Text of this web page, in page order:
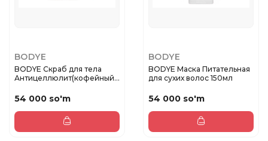
BODYE
BODYE Скраб для тела
Антицеллюлит(кофейный),
54 000 so'm
BODYE
BODYE Маска Питательная
для сухих волос 150мл
54 000 so'm